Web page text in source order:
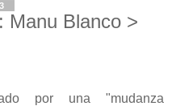
Manu Blanco >
por una "mudanza